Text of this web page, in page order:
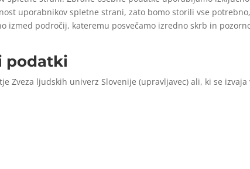
uporabnikov spletne strani, zato bomo storili vse
področij, kateremu posvečamo izredno skrb in
podatki
Zveza ljudskih univerz Slovenije (upravljavec) ali, ki se izvaja